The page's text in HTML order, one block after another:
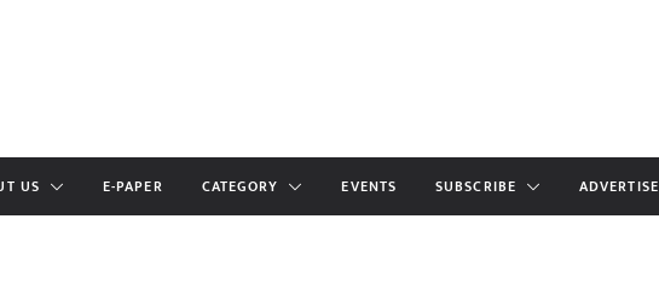
US E-PAPER CATEGORY EVENTS SUBSCRIBE ADVERTISE